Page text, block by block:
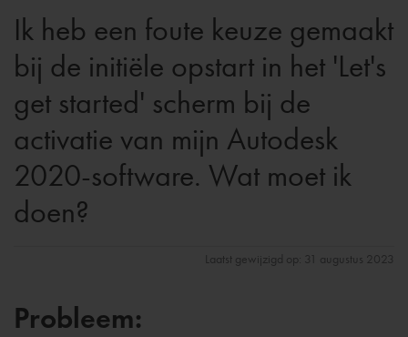
Ik heb een foute keuze gemaakt
bij de initiële opstart in het 'Let's
get started' scherm bij de
activatie van mijn Autodesk
2020-software. Wat moet ik
doen?
Laatst gewijzigd op: 31 augustus 2023
Probleem: